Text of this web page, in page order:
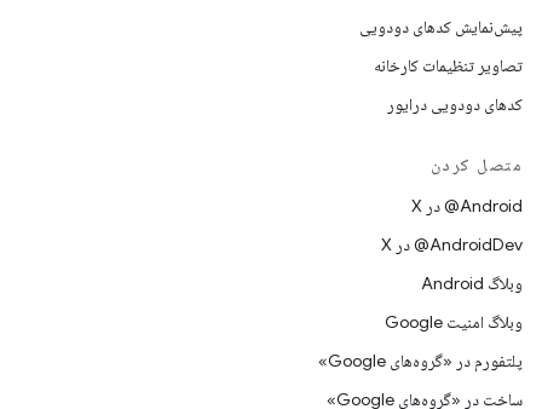
پیش‌نمایش کدهای دودویی
تصاویر تنظیمات کارخانه
کدهای دودویی درایور
متصل کردن
‫‎@Android در X
‫‎@AndroidDev در X
وبلاگ Android
وبلاگ امنیت Google
پلتفورم در «گروه‌های Google»
ساخت در «گروه‌های Google»